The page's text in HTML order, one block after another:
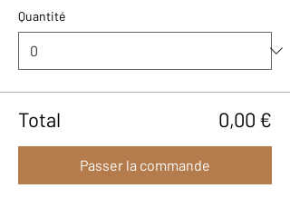
Quantité
Total 0,00 €
Passer la commande